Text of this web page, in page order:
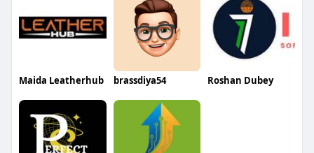
Maida Leatherhub brassdiya54 Roshan Dubey